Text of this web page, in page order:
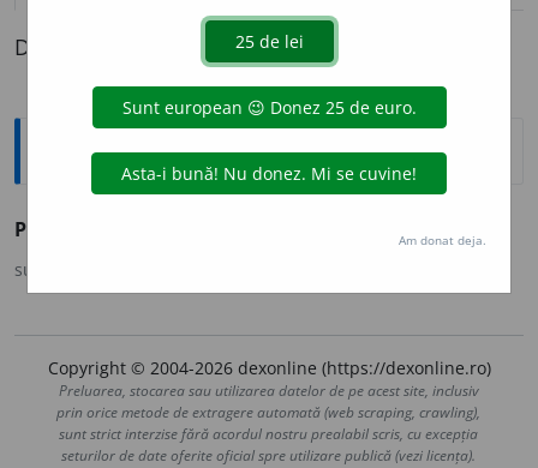
Definiția cu ID-ul 200917:
Sinonime
PLANIGL
sursa:
Copyright © 2004-2026 dexonline (https://dexonline.ro)
Preluarea, stocarea sau utilizarea datelor de pe acest site, inclusiv
prin orice metode de extragere automată (web scraping, crawling),
sunt strict interzise fără acordul nostru prealabil scris, cu excepția
seturilor de date oferite oficial spre utilizare publică (vezi licența).
Am donat deja.